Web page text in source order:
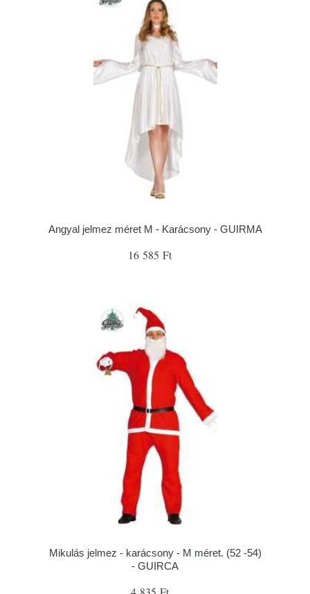
Angyal jelmez méret M - Karácsony - GUIRMA
16 585 Ft
Mikulás jelmez - karácsony - M méret. (52 -54)
- GUIRCA